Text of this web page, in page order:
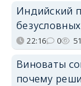
Индийский
22:16 0 51
Виноваты
почему